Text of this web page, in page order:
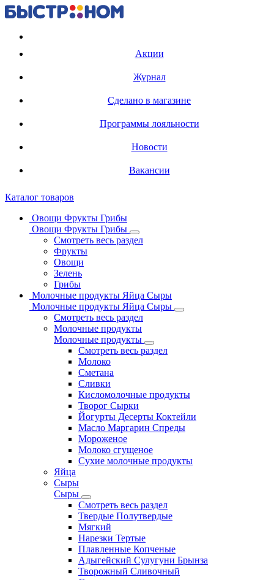
Акции
Журнал
Сделано в магазине
Программы лояльности
Новости
Вакансии
Каталог товаров
Овощи Фрукты Грибы
Овощи Фрукты Грибы
Смотреть весь раздел
Фрукты
Овощи
Зелень
Грибы
Молочные продукты Яйца Сыры
Молочные продукты Яйца Сыры
Смотреть весь раздел
Молочные продукты
Молочные продукты
Смотреть весь раздел
Молоко
Сметана
Сливки
Кисломолочные продукты
Творог Сырки
Йогурты Десерты Коктейли
Масло Маргарин Спреды
Мороженое
Молоко сгущеное
Сухие молочные продукты
Яйца
Сыры
Сыры
Смотреть весь раздел
Твердые Полутвердые
Мягкий
Нарезки Тертые
Плавленные Копченые
Адыгейский Сулугуни Брынза
Творожный Сливочный